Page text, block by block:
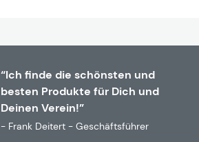
“Ich finde die schönsten und
besten Produkte für Dich und
Deinen Verein!”
- Frank Deitert - Geschäftsführer